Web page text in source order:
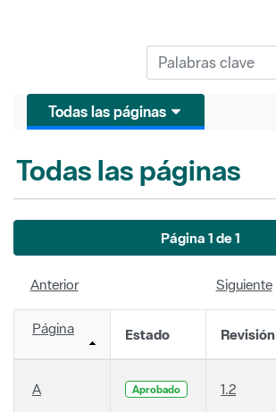
Todas las páginas
Todas las páginas
Página 1 de 1
Anterior Siguiente
Página Estado Revisión
A Aprobado 1.2